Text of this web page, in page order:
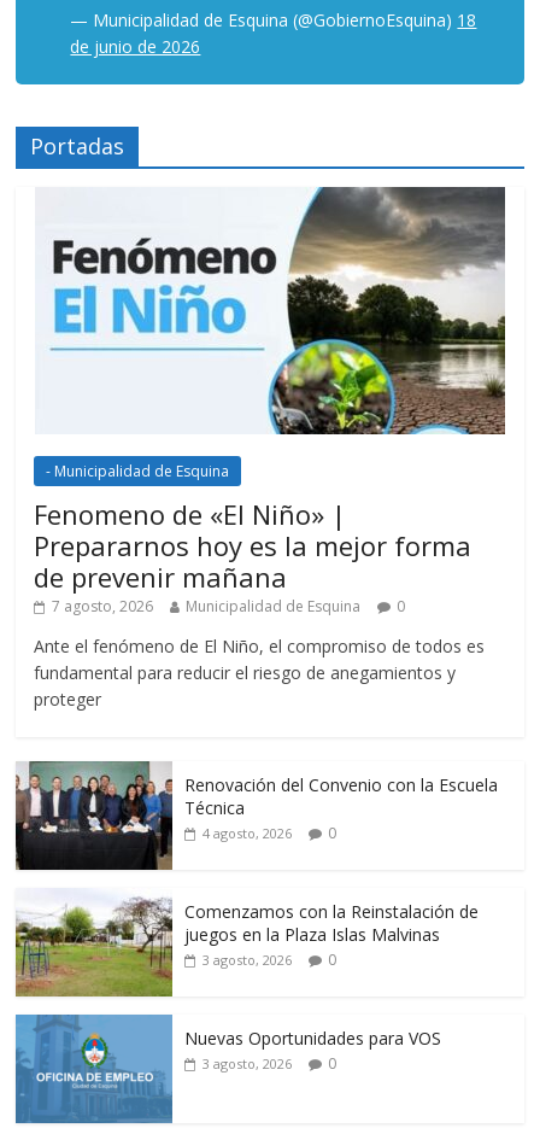
— Municipalidad de Esquina (@GobiernoEsquina) 18
de junio de 2026
Portadas
- Municipalidad de Esquina
Fenomeno de «El Niño» |
Prepararnos hoy es la mejor forma
de prevenir mañana
7 agosto, 2026 Municipalidad de Esquina 0
Ante el fenómeno de El Niño, el compromiso de todos es
fundamental para reducir el riesgo de anegamientos y
proteger
Renovación del Convenio con la Escuela
Técnica
4 agosto, 2026 0
Comenzamos con la Reinstalación de
juegos en la Plaza Islas Malvinas
3 agosto, 2026 0
Nuevas Oportunidades para VOS
3 agosto, 2026 0